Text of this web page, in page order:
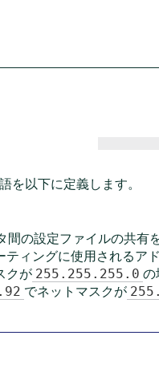
を以下に定義します。
の設定ファイルの共有
ィングに使用されるア
クが 255.255.255.0 の
でネットマスクが